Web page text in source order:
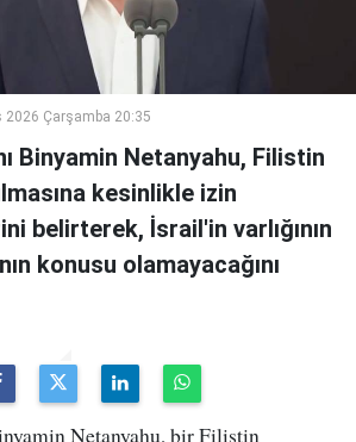
2026 Çarşamba 20:35
Binyamin Netanyahu, Filistin
kesinlikle izin
belirterek, İsrail'in varlığının
konusu olamayacağını
Netanyahu, bir Filistin